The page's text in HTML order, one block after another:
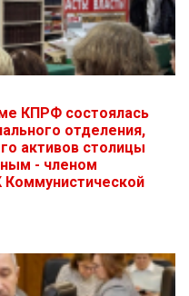
КПРФ состоялась
отделения,
активов столицы
- членом